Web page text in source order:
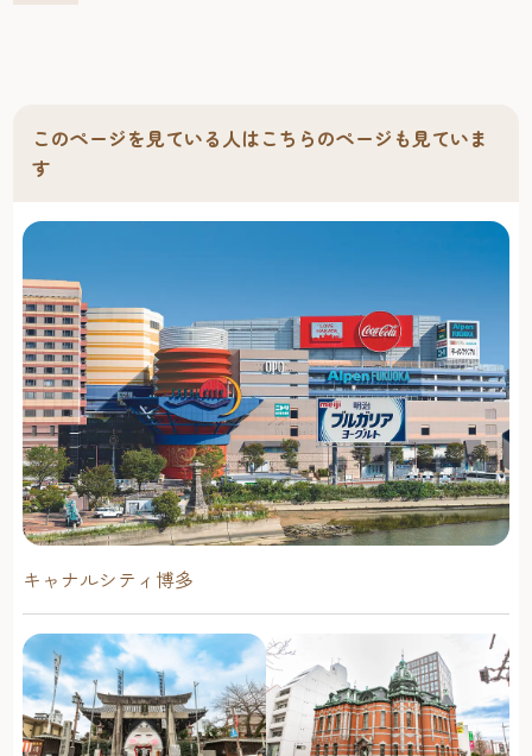
このページを見ている人はこちらのページも見ていま
す
キャナルシティ博多